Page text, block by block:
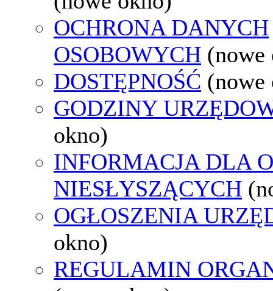
OCHRONA DANYCH
OSOBOWYCH (nowe
DOSTĘPNOŚĆ (nowe
GODZINY
okno)
INFORMACJA DLA
NIESŁYSZĄCYCH
OGŁOSZENIA
okno)
REGULAMIN